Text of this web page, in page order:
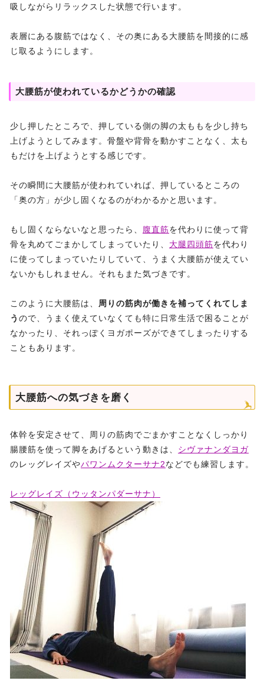
吸しながらリラックスした状態で行います。
表層にある腹筋ではなく、その奥にある大腰筋を間接的に感
じ取るようにします。
大腰筋が使われているかどうかの確認
少し押したところで、押している側の脚の太ももを少し持ち
上げようとしてみます。骨盤や背骨を動かすことなく、太も
もだけを上げようとする感じです。
その瞬間に大腰筋が使われていれば、押しているところの
「奥の方」が少し固くなるのがわかるかと思います。
もし固くならないなと思ったら、 腹直筋を代わりに使って背
骨を丸めてごまかしてしまっていたり、 大腿四頭筋を代わり
に使ってしまっていたりしていて、うまく大腰筋が使えてい
ないかもしれません。それもまた気づきです。
このように大腰筋は、 周りの筋肉が働きを補ってくれてしま
う ので、うまく使えていなくても特に日常生活で困ることが
なかったり、それっぽくヨガポーズができてしまったりする
こともあります。
大腰筋への気づきを磨く
体幹を安定させて、周りの筋肉でごまかすことなくしっかり
腸腰筋を使って脚をあげるという動きは、 シヴァナンダヨガ
のレッグレイズやパワンムクターサナ2などでも練習します。
レッグレイズ（ウッタンパダーサナ）